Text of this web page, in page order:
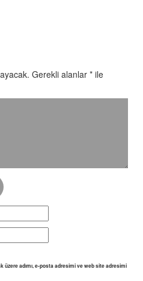
Gerekli alanlar * ile
üzere adımı, e-posta adresimi ve web site adresimi